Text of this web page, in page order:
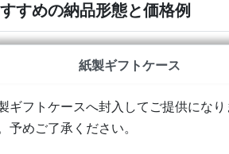
すめの納品形態と価格例
紙製ギフトケース
ギフトケースへ封入してご提供にな
予めご了承ください。